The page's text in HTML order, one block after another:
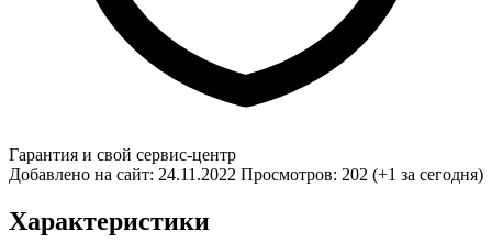
Гарантия и свой сервис-центр
Добавлено на сайт: 24.11.2022 Просмотров: 202 (+1 за сегодня)
Характеристики